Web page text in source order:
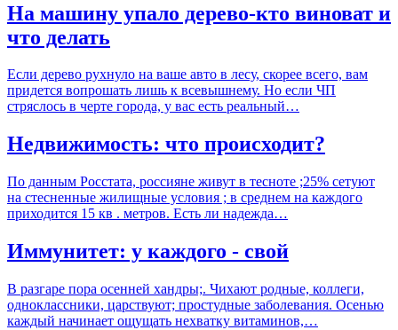
На машину упало дерево-кто виноват и
что делать
Если дерево рухнуло на ваше авто в лесу, скорее всего, вам
придется вопрошать лишь к всевышнему. Но если ЧП
стряслось в черте города, у вас есть реальный…
Недвижимость: что происходит?
По данным Росстата, россияне живут в тесноте ;25% сетуют
на стесненные жилищные условия ; в среднем на каждого
приходится 15 кв . метров. Есть ли надежда…
Иммунитет: у каждого - свой
В разгаре пора осенней хандры;. Чихают родные, коллеги,
одноклассники, царствуют; простудные заболевания. Осенью
каждый начинает ощущать нехватку витаминов,…